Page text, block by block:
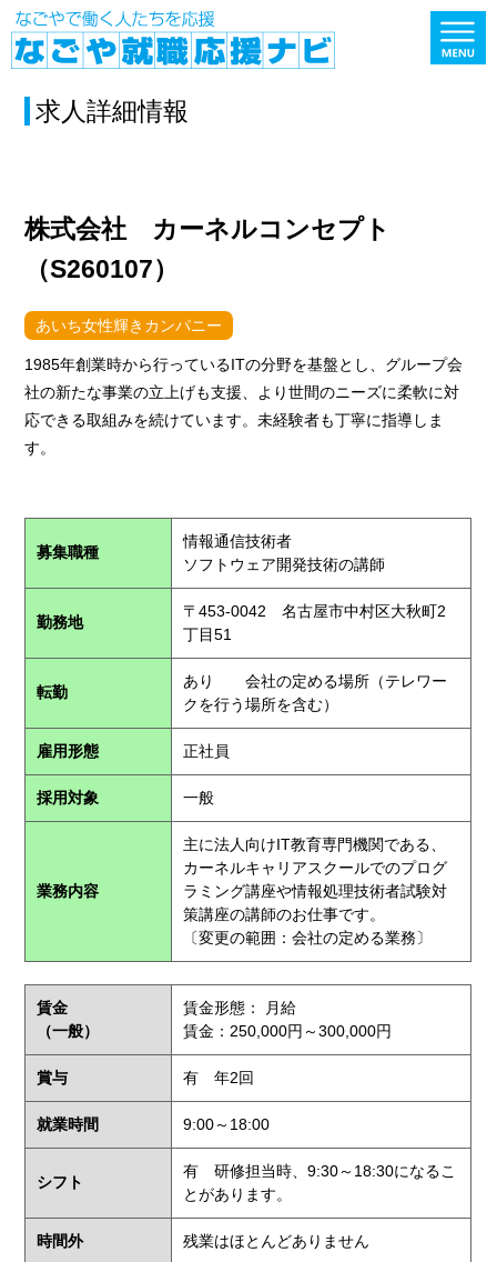
求人詳細情報
株式会社 カーネルコンセプト
（S260107）
あいち女性輝きカンパニー
1985年創業時から行っているITの分野を基盤とし、グループ会
社の新たな事業の立上げも支援、より世間のニーズに柔軟に対
応できる取組みを続けています。未経験者も丁寧に指導しま
す。
募集職種
情報通信技術者
ソフトウェア開発技術の講師
勤務地
〒453-0042 名古屋市中村区大秋町2
丁目51
転勤
あり 会社の定める場所（テレワー
クを行う場所を含む）
雇用形態 正社員
採用対象 一般
業務内容
主に法人向けIT教育専門機関である、
カーネルキャリアスクールでのプログ
ラミング講座や情報処理技術者試験対
策講座の講師のお仕事です。
〔変更の範囲：会社の定める業務〕
賃金
（一般）
賃金形態： 月給
賃金：250,000円～300,000円
賞与 有 年2回
就業時間 9:00～18:00
シフト
有 研修担当時、9:30～18:30になるこ
とがあります。
時間外 残業はほとんどありません